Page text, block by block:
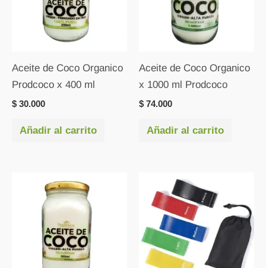
Aceite de Coco Organico
Prodcoco x 400 ml
$ 30.000
Añadir al carrito
Aceite de Coco Organico
x 1000 ml Prodcoco
$ 74.000
Añadir al carrito